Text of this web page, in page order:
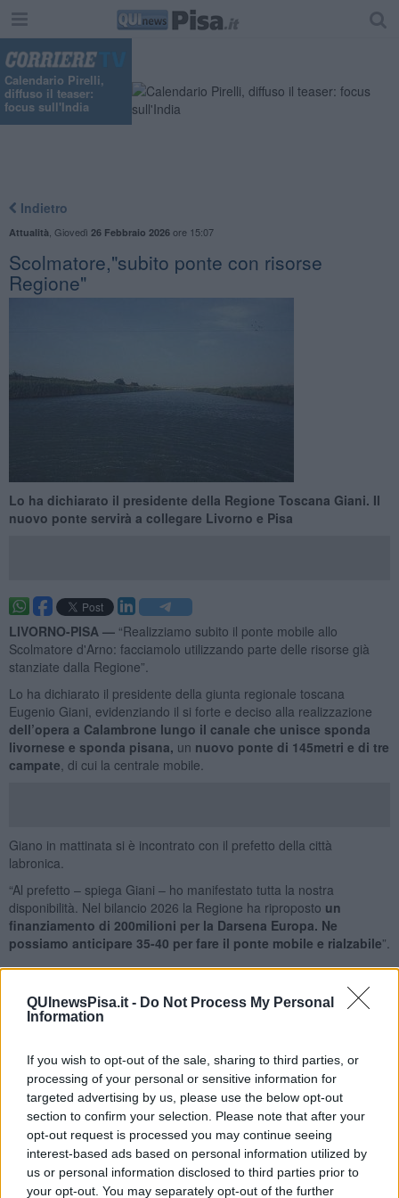
QUInewsPisa.it - Do Not Process My Personal
Information
If you wish to opt-out of the sale, sharing to third parties, or
processing of your personal or sensitive information for
targeted advertising by us, please use the below opt-out
section to confirm your selection. Please note that after your
opt-out request is processed you may continue seeing
interest-based ads based on personal information utilized by
us or personal information disclosed to third parties prior to
your opt-out. You may separately opt-out of the further
Calendario Pirelli,
diffuso il teaser:
focus sull'India
Indietro
Attualità Giovedì 26 Febbraio 2026ore 15:07
Scolmatore,"subito ponte con risorse
Regione"
Lo ha dichiarato il presidente della Regione Toscana Giani. Il
nuovo ponte servirà a collegare Livorno e Pisa
LIVORNO-PISA — “Realizziamo subito il ponte mobile allo
Scolmatore d'Arno: facciamolo utilizzando parte delle risorse già
stanziate dalla Regione”.
Lo ha dichiarato il presidente della giunta regionale toscana
Eugenio Giani, evidenziando il si forte e deciso alla realizzazione
dell’opera a Calambrone lungo il canale che unisce sponda
livornese e sponda pisana, un nuovo ponte di 145metri e di tre
campate , di cui la centrale mobile.
Giano in mattinata si è incontrato con il prefetto della città
labronica.
“Al prefetto – spiega Giani – ho manifestato tutta la nostra
disponibilità. Nel bilancio 2026 la Regione ha riproposto un
finanziamento di 200milioni per la Darsena Europa. Ne
possiamo anticipare 35-40 per fare il ponte mobile e rialzabile”.
l’opera va realizzata subito, anticipando
il traffico di imbarcazioni che in futuro crescerà.Un nuovo
ponte al posto dell’attuale infrastruttura fissa che per la presenza di
permette il passaggio non solo di barche grandi ma anche di quelle
medie”.
In questo modo le navi che arriveranno dal canale dei Navicelli e
dunque da Pisa potranno dirigersi direttamente in mare aperto
attraverso lo Scolmatore, senza entrare nel porto di Livorno. Senza
più l’onere di dover oltrepassare quattro ponti ed aprire le porte
vinciane e quindi riducendo il rischio che detriti del canale si
riversino nella Darsena Toscana.